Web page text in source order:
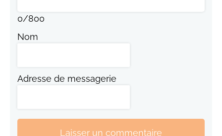
0/800
Nom
Adresse de messagerie
Laisser un commentaire